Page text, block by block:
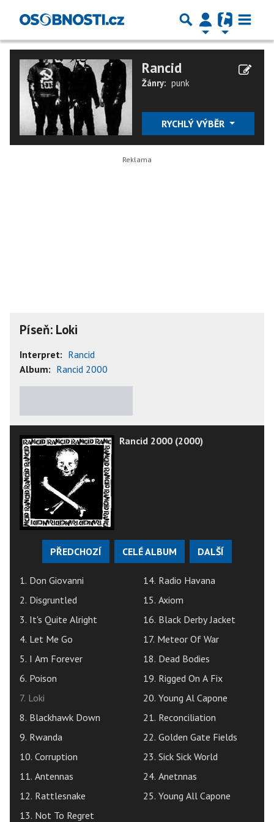
Rancid
Žánry: punk
RYCHLÝ VÝBĚR
Píseň: Loki
Interpret: Rancid
Album: Rancid 2000
Rancid 2000 (2000)
PŘEDCHOZÍ CELÉ ALBUM DALŠÍ
1. Don Giovanni
2. Disgruntled
3. It's Quite Alright
4. Let Me Go
5. I Am Forever
6. Poison
7. Loki
8. Blackhawk Down
9. Rwanda
10. Corruption
11. Antennas
12. Rattlesnake
13. Not To Regret
14. Radio Havana
15. Axiom
16. Black Derby Jacket
17. Meteor Of War
18. Dead Bodies
19. Rigged On A Fix
20. Young Al Capone
21. Reconciliation
22. Golden Gate Fields
23. Sick Sick World
24. Anetnnas
25. Young All Capone